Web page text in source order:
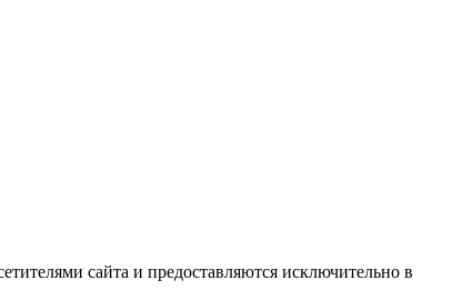
сайта и предоставляются исключительно в